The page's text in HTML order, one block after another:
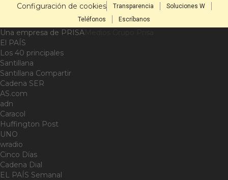
Configuración de cookies Transparencia
Soluciones W
Teléfonos
Escríbanos
Una empresa de PRISA
El PAÍS
Los 40 principales
Santillana
Santillana Compartir
Cadena SER
AS.com
adn
Caracol
Huffington Post
UNO
wradio
Cinco Días
Cadena Dial
EL PAÍS Semanal